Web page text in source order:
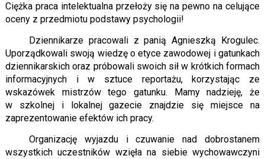
Ciężka praca intelektualna przełoży się na pewno na celujące
oceny z przedmiotu podstawy psychologii!
Dziennikarze pracowali z panią Agnieszką Krogulec.
Uporządkowali swoją wiedzę o etyce zawodowej i gatunkach
dziennikarskich oraz próbowali swoich sił w krótkich formach
informacyjnych i w sztuce reportażu, korzystając ze
wskazówek mistrzów tego gatunku. Mamy nadzieję, że
w szkolnej i lokalnej gazecie znajdzie się miejsce na
zaprezentowanie efektów ich pracy.
Organizację wyjazdu i czuwanie nad dobrostanem
wszystkich uczestników wzięła na siebie wychowawczyni